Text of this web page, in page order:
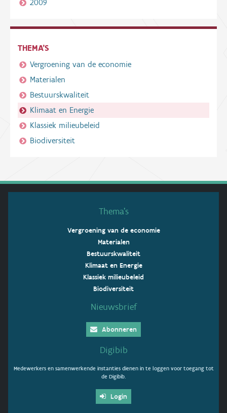
2009
THEMA'S
Vergroening van de economie
Materialen
Bestuurskwaliteit
Klimaat en Energie
Klassiek milieubeleid
Biodiversiteit
Thema’s
Vergroening van de economie
Materialen
Bestuurskwaliteit
Klimaat en Energie
Klassiek milieubeleid
Biodiversiteit
Nieuwsbrief
Abonneren
Digibib
Medewerkers en samenwerkende instanties dienen in te loggen voor toegang tot
de Digibib.
Login